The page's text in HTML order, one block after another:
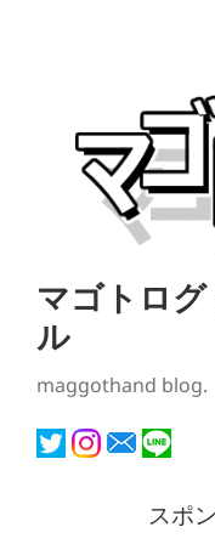
マゴトロ
ル
maggothand blog.
スポ